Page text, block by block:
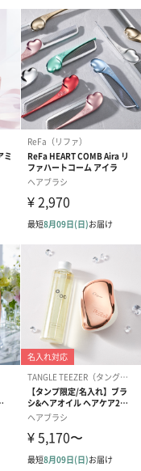
ージカ
）ピ
【誕生日】
Birthday ホワ
刷なし）（
誕生
ピン
コットン巾着
とう】 S（550
け可能日が通常より